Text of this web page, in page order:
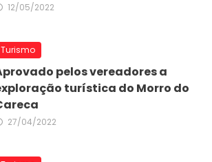
12/05/2022
Turismo
pelos vereadores a
turística do Morro do
27/04/2022